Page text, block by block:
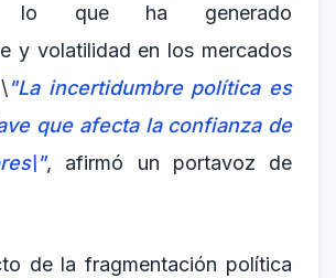
lo que ha generado
y volatilidad en los mercados
"La incertidumbre política es
que afecta la confianza de
, afirmó un portavoz de
de la fragmentación política